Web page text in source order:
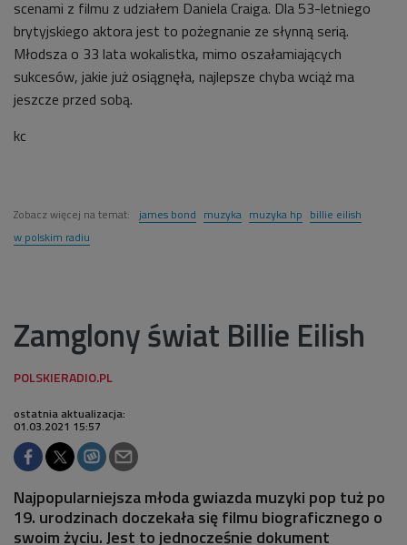
scenami z filmu z udziałem Daniela Craiga. Dla 53-letniego
brytyjskiego aktora jest to pożegnanie ze słynną serią.
Młodsza o 33 lata wokalistka, mimo oszałamiających
sukcesów, jakie już osiągnęła, najlepsze chyba wciąż ma
jeszcze przed sobą.
kc
Zobacz więcej na temat: james bond muzyka muzyka hp billie eilish
w polskim radiu
Zamglony świat Billie Eilish
ostatnia aktualizacja:
01.03.2021 15:57
Najpopularniejsza młoda gwiazda muzyki pop tuż po
19. urodzinach doczekała się filmu biograficznego o
swoim życiu. Jest to jednocześnie dokument